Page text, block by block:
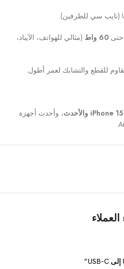
60 واط
(مثالي للهواتف، الآيباد،
iPhone 15 والأحدث
، وأحدث أجهزة
لضمان الشحن الآمن!
العملاء